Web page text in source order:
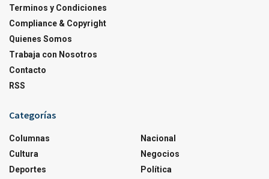
Terminos y Condiciones
Compliance & Copyright
Quienes Somos
Trabaja con Nosotros
Contacto
RSS
Categorías
Columnas
Cultura
Deportes
Nacional
Negocios
Política